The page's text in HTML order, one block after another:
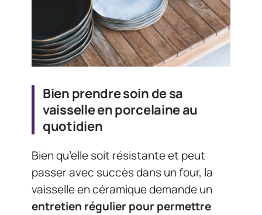
Bien prendre soin de sa
vaisselle en porcelaine au
quotidien
Bien qu’elle soit résistante et peut
passer avec succès dans un four, la
vaisselle en céramique demande un
entretien régulier pour permettre